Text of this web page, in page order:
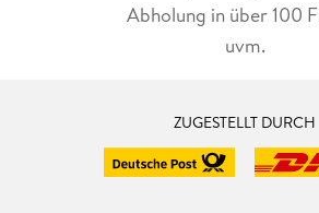
Abholung in über 100
uvm.
ZUGESTELLT DURCH